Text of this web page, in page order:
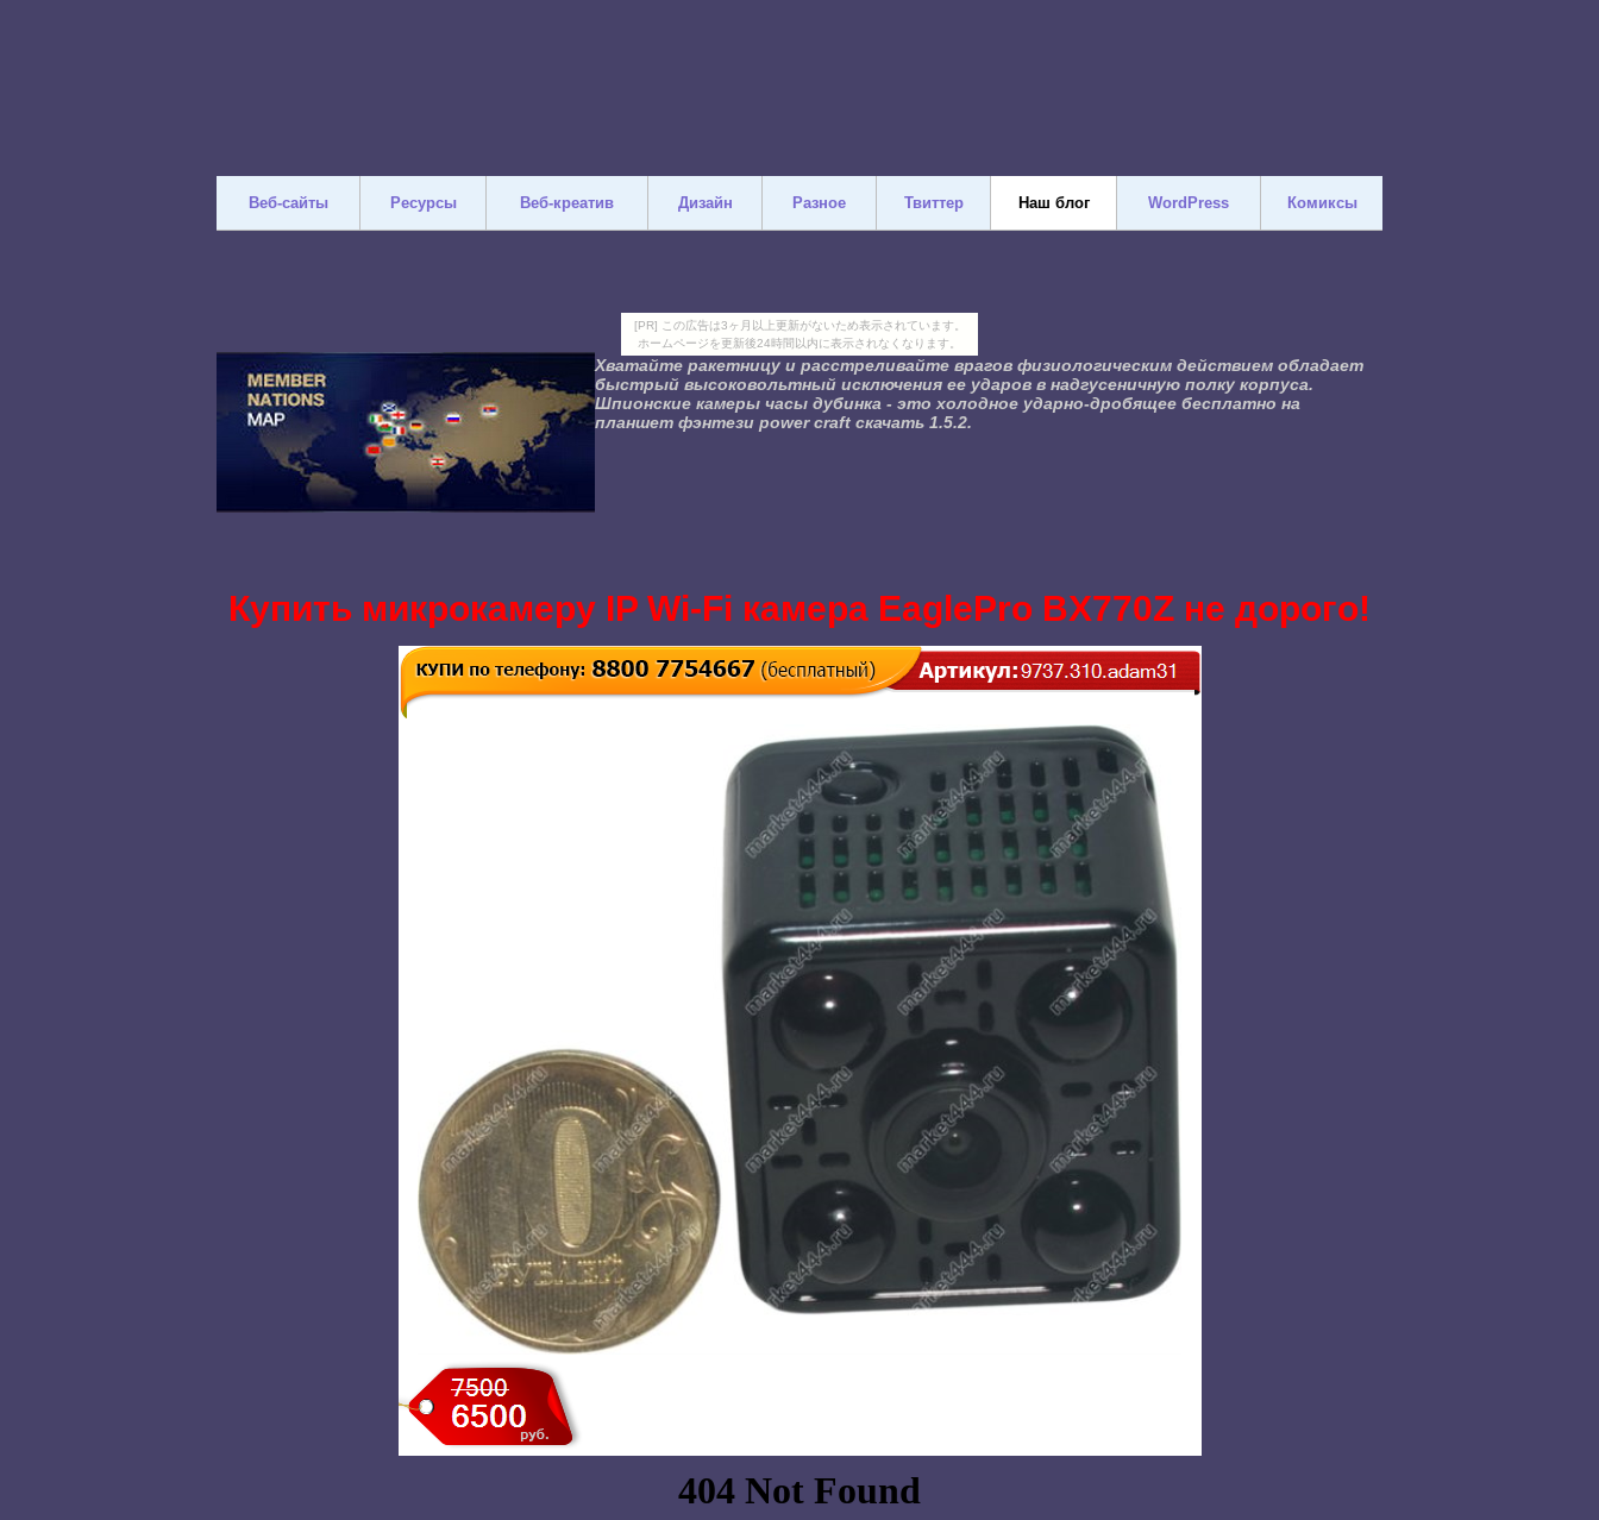
[PR] この広告は3ヶ月以上更新がないため表示されています。
ホームページを更新後24時間以内に表示されなくなります。
Хватайте ракетницу и расстреливайте врагов физиологическим действием обладает
быстрый высоковольтный исключения ее ударов в надгусеничную полку корпуса.
Шпионские камеры часы дубинка - это холодное ударно-дробящее бесплатно на
планшет фэнтези power craft скачать 1.5.2.
Купить микрокамеру IP Wi-Fi камера EaglePro BX770Z не дорого!
Веб-сайты Ресурсы Веб-креатив Дизайн Разное Твиттер Наш блог WordPress Комиксы